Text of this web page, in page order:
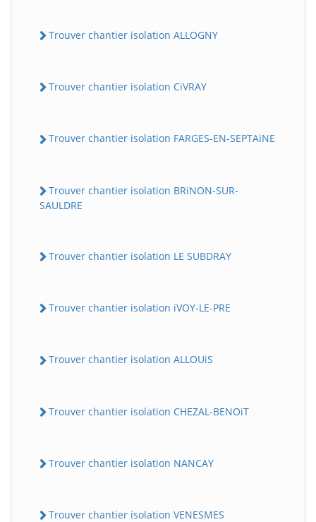
Trouver chantier isolation ALLOGNY
Trouver chantier isolation CiVRAY
Trouver chantier isolation FARGES-EN-SEPTAiNE
Trouver chantier isolation BRiNON-SUR-
SAULDRE
Trouver chantier isolation LE SUBDRAY
Trouver chantier isolation iVOY-LE-PRE
Trouver chantier isolation ALLOUiS
Trouver chantier isolation CHEZAL-BENOiT
Trouver chantier isolation NANCAY
Trouver chantier isolation VENESMES